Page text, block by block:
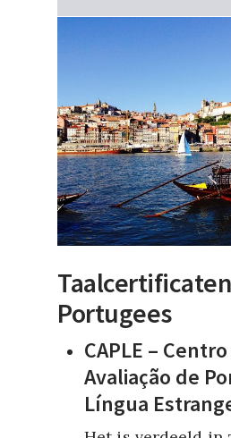
Portugees
CAPLE –
Avaliação de
Língua